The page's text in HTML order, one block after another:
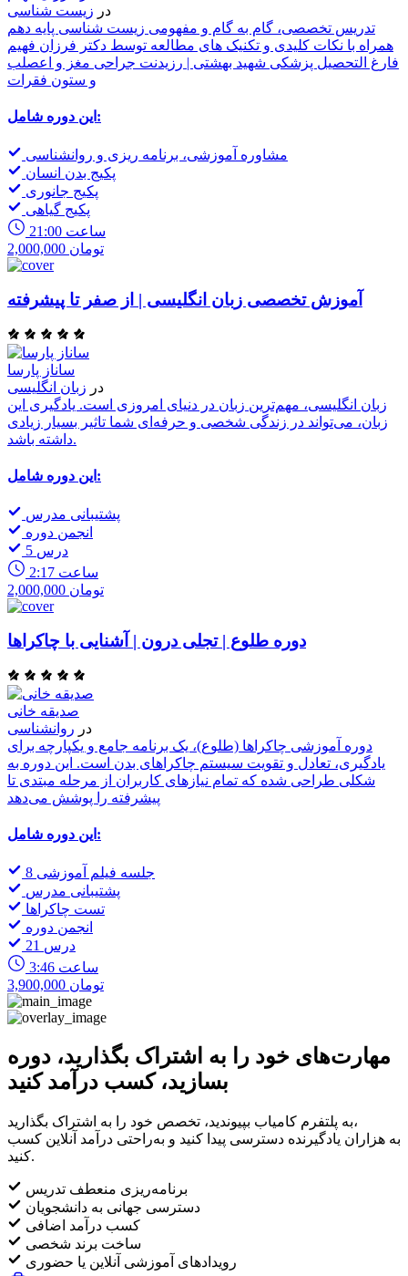
در زیست شناسی
تدریس تخصصی، گام به گام و مفهومی زیست شناسی پایه دهم
همراه با نکات کلیدی و تکنیک های مطالعه توسط دکتر فرزان فهیم
فارغ التحصیل پزشکی شهید بهشتی | رزیدنت جراحی مغز و اعصلب
و ستون فقرات
این دوره شامل:
مشاوره آموزشی، برنامه ریزی و روانشناسی
پکیج بدن انسان
پکیج جانوری
پکیج گیاهی
21:00 ساعت
2,000,000 تومان
آموزش تخصصی زبان انگلیسی | از صفر تا پیشرفته
ساناز پارسا
در زبان انگلیسی
زبان انگلیسی، مهم‌ترین زبان در دنیای امروزی است. یادگیری این
زبان، می‌تواند در زندگی شخصی و حرفه‌ای شما تاثیر بسیار زیادی
داشته باشد.
این دوره شامل:
پشتیبانی مدرس
انجمن دوره
5 درس
2:17 ساعت
2,000,000 تومان
دوره طلوع | تجلی درون | آشنایی با چاکراها
صدیقه خانی
در روانشناسی
دوره آموزشی چاکراها (طلوع)، یک برنامه جامع و یکپارچه برای
یادگیری، تعادل و تقویت سیستم چاکراهای بدن است. این دوره به
شکلی طراحی شده که تمام نیازهای کاربران از مرحله مبتدی تا
پیشرفته را پوشش می‌دهد
این دوره شامل:
8 جلسه فیلم آموزشی
پشتیبانی مدرس
تست چاکراها
انجمن دوره
21 درس
3:46 ساعت
3,900,000 تومان
مهارت‌های خود را به اشتراک بگذارید، دوره
بسازید، کسب درآمد کنید
به پلتفرم کامیاب بپیوندید، تخصص خود را به اشتراک بگذارید،
به هزاران یادگیرنده دسترسی پیدا کنید و به‌راحتی درآمد آنلاین کسب
کنید.
برنامه‌ریزی منعطف تدریس
دسترسی جهانی به دانشجویان
کسب درآمد اضافی
ساخت برند شخصی
رویدادهای آموزشی آنلاین یا حضوری